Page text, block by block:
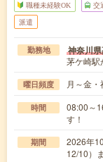
職種未経験OK 交
派遣
勤務地 神奈川
茅ケ崎駅
曜日頻度 月～金
時間
08:00～
す！
期間
2026年
12/10）